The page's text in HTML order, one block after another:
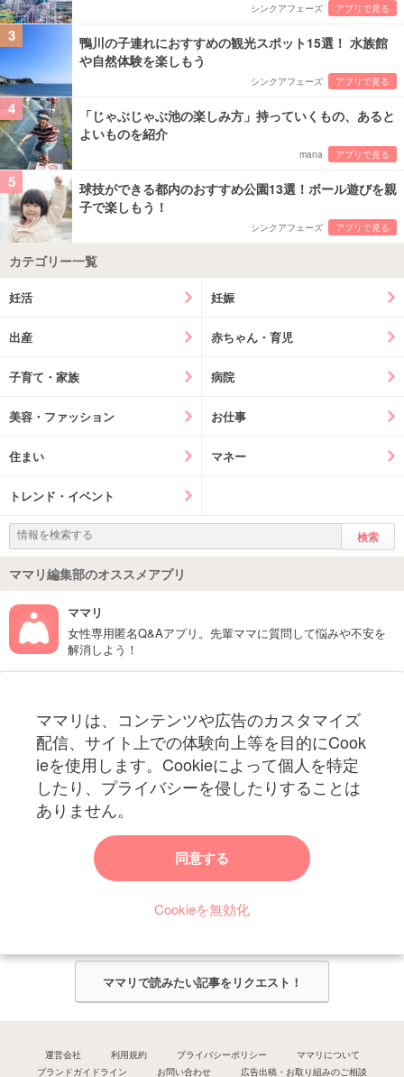
シンクアフェーズ アプリで見る
3
鴨川の子連れにおすすめの観光スポット15選！ 水族館
や自然体験を楽しもう
シンクアフェーズ アプリで見る
4
「じゃぶじゃぶ池の楽しみ方」持っていくもの、あると
よいものを紹介
mana アプリで見る
5
球技ができる都内のおすすめ公園13選！ボール遊びを親
子で楽しもう！
シンクアフェーズ アプリで見る
カテゴリー一覧
妊活 妊娠
出産 赤ちゃん・育児
子育て・家族 病院
美容・ファッション お仕事
住まい マネー
トレンド・イベント
ママリ編集部のオススメアプリ
ママリ
女性専用匿名Q&Aアプリ。先輩ママに質問して悩みや不安を
解消しよう！
ママリは、コンテンツや広告のカスタマイズ
配信、サイト上での体験向上等を目的にCook
ieを使用します。Cookieによって個人を特定
したり、プライバシーを侵したりすることは
ありません。
同意する
Cookieを無効化
妊娠〜子育て中のお役立ち情報を配信中
ママリからのお知らせ
今ママリで読みたい記事は何ですか？
ママリ編集部がみなさんのご意見をもとに記事を作成させていただきま
ママリで読みたい記事をリクエスト！
運営会社 利用規約 プライバシーポリシー
ママリについて
ブランドガイドライン
お問い合わせ 広告出稿・お取り組みのご相談